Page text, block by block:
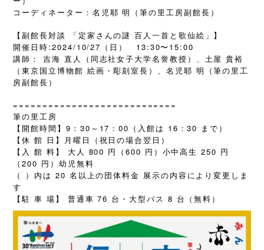
コーディネーター：名児耶 明（筆の里工房副館長）
【副館長対談 「定家さんの謎 百人一首と歌仙絵」】
開催日時:2024/10/27（日） 13:30〜15:00
講師： 吉海 直人（同志社女子大学名誉教授）、土屋 貴裕
（東京国立博物館 絵画・彫刻室長）、名児耶 明（筆の里工
房副館長）
============================
筆の里工房
【開館時間】9：30～17：00（入館は 16：30 まで）
【休 館 日】月曜日（祝日の場合翌日）
【入 館 料】 大人 800 円（600 円）小中高生 250 円
（200 円）幼児無料
（ ）内は 20 名以上の団体料金 展示の内容により変更しま
す
【駐 車 場】 普通車 76 台・大型バス 8 台（無料）